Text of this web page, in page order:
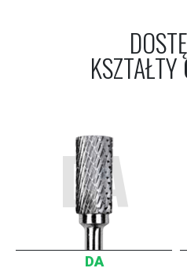
KSZTAŁTY
DA
DA